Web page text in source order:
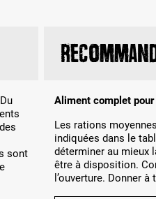
sont
Aliment complet
Les rations
indiquées dans le
déterminer au mieux
être à disposition.
l’ouverture. Donner